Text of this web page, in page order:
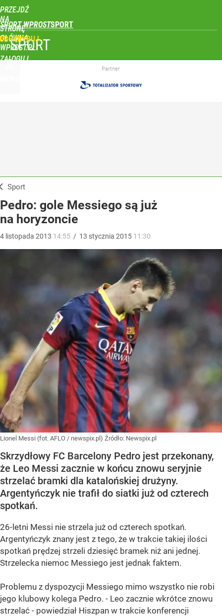
PRZEJDŹ
NA
STRONĘ
GŁÓWNĄ
WPROST.PL
SPORT WPROST
ZALOGUJ
SPORT
Partner
Sport
Pedro: gole Messiego są już
na horyzoncie
4 listopada 2013 14:55 / 13 stycznia 2015 11:30
Lionel Messi (fot. AFLO / newspix.pl) Źródło: Newspix.pl
Skrzydłowy FC Barcelony Pedro jest przekonany,
że Leo Messi zacznie w końcu znowu seryjnie
strzelać bramki dla katalońskiej drużyny.
Argentyńczyk nie trafił do siatki już od czterech
spotkań.
26-letni Messi nie strzela już od czterech spotkań.
Argentyńczyk znany jest z tego, że w trakcie takiej ilości
spotkań prędzej strzeli dziesięć bramek niż ani jednej.
Strzelecka niemoc Messiego jest jednak faktem.
Problemu z dyspozycji Messiego mimo wszystko nie robi
jego klubowy kolega Pedro. - Leo zacznie wkrótce znowu
strzelać - powiedział Hiszpan w trakcie konferencji